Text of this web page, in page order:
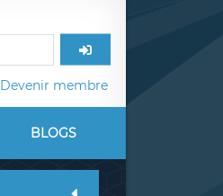
Devenir membre
BLOGS